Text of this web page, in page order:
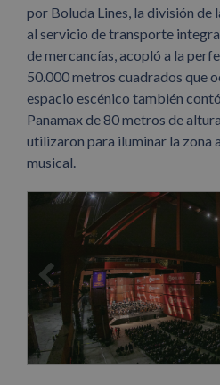
por Boluda Lines, la división de
al servicio de transporte
de mercancías, acopló a la
50.000 metros cuadrados que
espacio escénico también
Panamax de 80 metros de
utilizaron para iluminar la zona
musical.